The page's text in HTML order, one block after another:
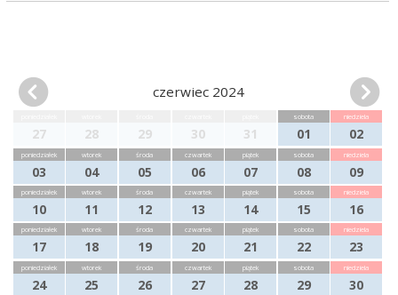
czerwiec 2024
27 28 29 30 31
sobota
01
niedziela
02
poniedziałek
03
wtorek
04
środa
05
czwartek
06
piątek
07
sobota
08
niedziela
09
poniedziałek
10
wtorek
11
środa
12
czwartek
13
piątek
14
sobota
15
niedziela
16
poniedziałek
17
wtorek
18
środa
19
czwartek
20
piątek
21
sobota
22
niedziela
23
poniedziałek
24
wtorek
25
środa
26
czwartek
27
piątek
28
sobota
29
niedziela
30